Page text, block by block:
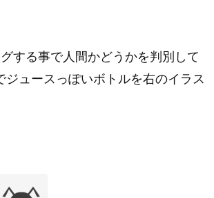
する事で人間かどうかを判別して
ュースっぽいボトルを右のイラス